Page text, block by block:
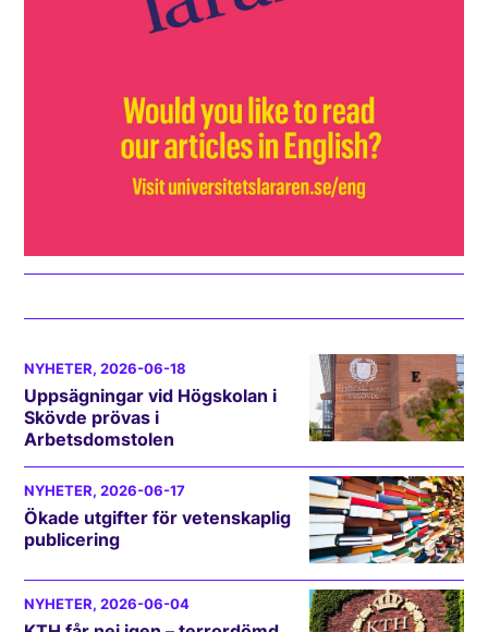
NYHETER, 2026-06-18
Uppsägningar vid Högskolan i
Skövde prövas i
Arbetsdomstolen
NYHETER, 2026-06-17
Ökade utgifter för vetenskaplig
publicering
NYHETER, 2026-06-04